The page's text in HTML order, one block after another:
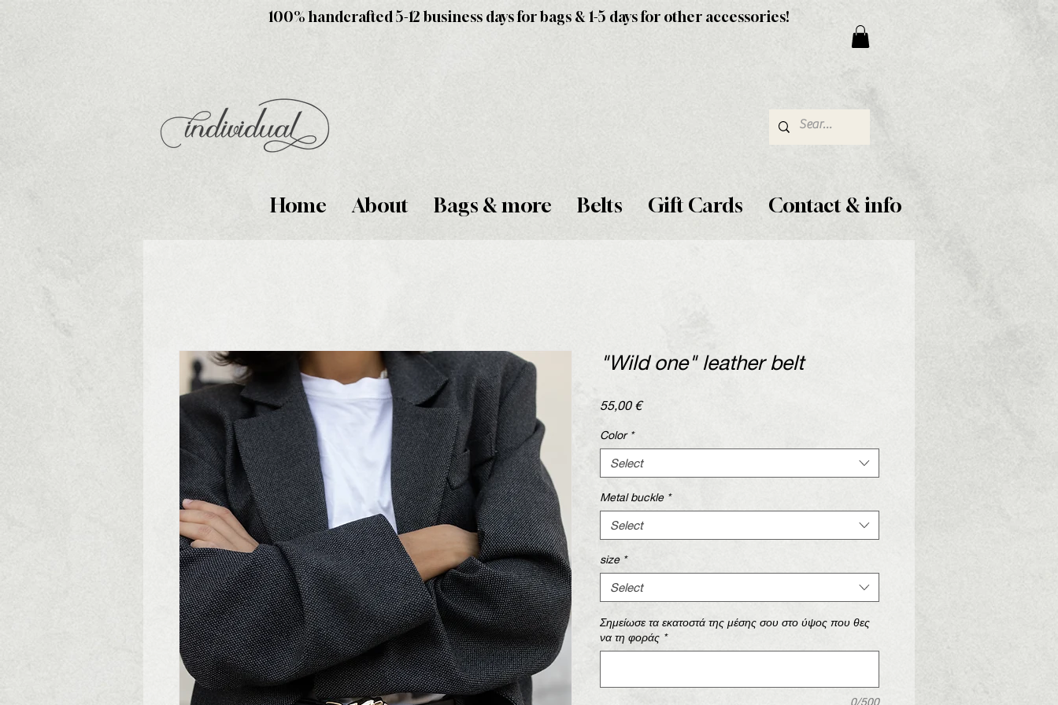
100% handcrafted 5-12 business days for bags & 1-5 days for other accessories!
Home About Bags & more Belts Gift Cards Contact & info
"Wild one" leather belt
55,00 €Price
Color *
Select
Metal buckle *
Select
size *
Select
Σημείωσε τα εκατοστά της μέσης σου στο ύψος που θες
να τη φοράς *
0/500